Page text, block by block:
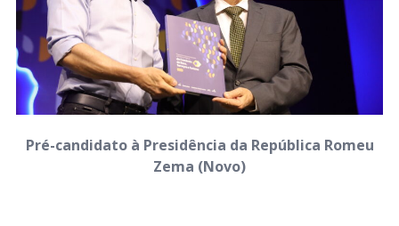
Pré-candidato à Presidência da República Romeu
Zema (Novo)